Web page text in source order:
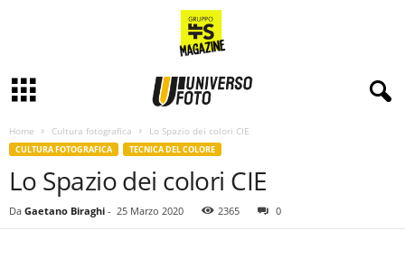
Home Cultura fotografica Lo Spazio dei colori CIE
CULTURA FOTOGRAFICA TECNICA DEL COLORE
Lo Spazio dei colori CIE
Da Gaetano Biraghi - 25 Marzo 2020 2365 0